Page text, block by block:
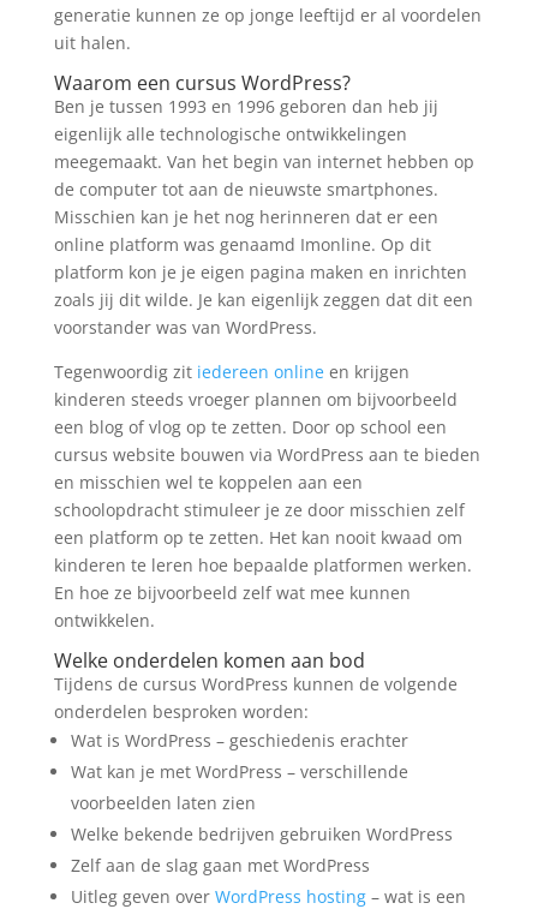
generatie kunnen ze op jonge leeftijd er al voordelen
uit halen.
Waarom een cursus WordPress?
Ben je tussen 1993 en 1996 geboren dan heb jij
eigenlijk alle technologische ontwikkelingen
meegemaakt. Van het begin van internet hebben op
de computer tot aan de nieuwste smartphones.
Misschien kan je het nog herinneren dat er een
online platform was genaamd Imonline. Op dit
platform kon je je eigen pagina maken en inrichten
zoals jij dit wilde. Je kan eigenlijk zeggen dat dit een
voorstander was van WordPress.
Tegenwoordig zit iedereen onlineen krijgen
kinderen steeds vroeger plannen om bijvoorbeeld
een blog of vlog op te zetten. Door op school een
cursus website bouwen via WordPress aan te bieden
en misschien wel te koppelen aan een
schoolopdracht stimuleer je ze door misschien zelf
een platform op te zetten. Het kan nooit kwaad om
kinderen te leren hoe bepaalde platformen werken.
En hoe ze bijvoorbeeld zelf wat mee kunnen
ontwikkelen.
Welke onderdelen komen aan bod
Tijdens de cursus WordPress kunnen de volgende
onderdelen besproken worden:
Wat is WordPress – geschiedenis erachter
Wat kan je met WordPress – verschillende
voorbeelden laten zien
Welke bekende bedrijven gebruiken WordPress
Zelf aan de slag gaan met WordPress
Uitleg geven over WordPress hosting– wat is een